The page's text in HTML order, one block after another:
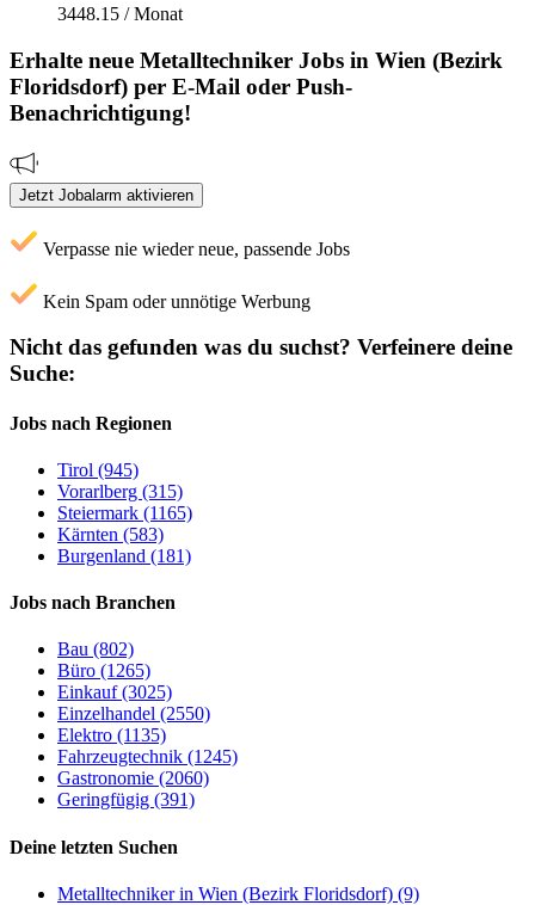
3448.15 / Monat
Erhalte neue Metalltechniker Jobs in Wien (Bezirk
Floridsdorf) per E-Mail oder Push-
Benachrichtigung!
Jetzt Jobalarm aktivieren
Verpasse nie wieder neue, passende Jobs
Kein Spam oder unnötige Werbung
Nicht das gefunden was du suchst? Verfeinere deine
Suche:
Jobs nach Regionen
Tirol (945)
Vorarlberg (315)
Steiermark (1165)
Kärnten (583)
Burgenland (181)
Jobs nach Branchen
Bau (802)
Büro (1265)
Einkauf (3025)
Einzelhandel (2550)
Elektro (1135)
Fahrzeugtechnik (1245)
Gastronomie (2060)
Geringfügig (391)
Deine letzten Suchen
Metalltechniker in Wien (Bezirk Floridsdorf) (9)